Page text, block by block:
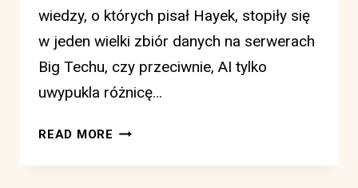
wiedzy, o których pisał Hayek, stopiły się
w jeden wielki zbiór danych na serwerach
Big Techu, czy przeciwnie, AI tylko
uwypukla różnicę…
READ MORE JAK
INTELIGENCJA